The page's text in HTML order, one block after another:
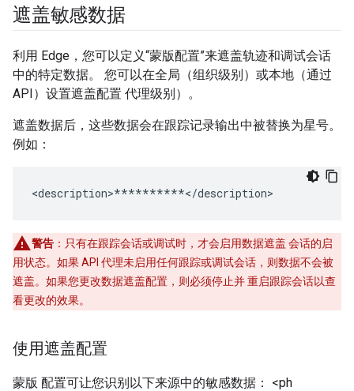
遮盖敏感数据
利用 Edge，您可以定义“蒙版配置”来遮盖轨迹和调试会话
中的特定数据。 您可以在全局（组织级别）或本地（通过
API）设置遮盖配置 代理级别）。
遮盖数据后，这些数据会在跟踪记录输出中被替换为星号。
例如：
<description>**********</description>
警告 ：只有在跟踪会话或调试时，才会启用数据遮盖 会话的启
用状态。如果 API 代理未启用任何跟踪或调试会话，则数据不会被
遮盖。如果您更改数据遮盖配置，则必须停止并 重启跟踪会话以查
看更改的效果。
使用遮盖配置
蒙版 配置可让您识别以下来源中的敏感数据： <ph